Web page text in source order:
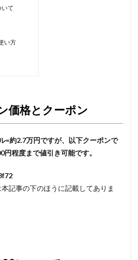
て
い方
価格とクーポン
=約2.7万円ですが、以下クーポンで
程度まで値引き可能です。
記事の下のほうに記載してありま